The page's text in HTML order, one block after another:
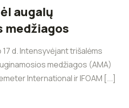
augalų
medžiagos
17 d. Intensyvėjant trišalėms
medžiagos (AMA)
International ir IFOAM [...]